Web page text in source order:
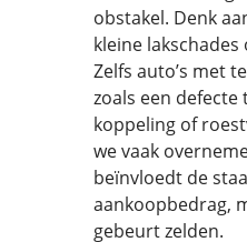
obstakel. Denk
kleine
Zelfs auto’s met
zoals een
koppeling of
we vaak
beïnvloedt de
aankoopbedrag,
gebeurt zelden.